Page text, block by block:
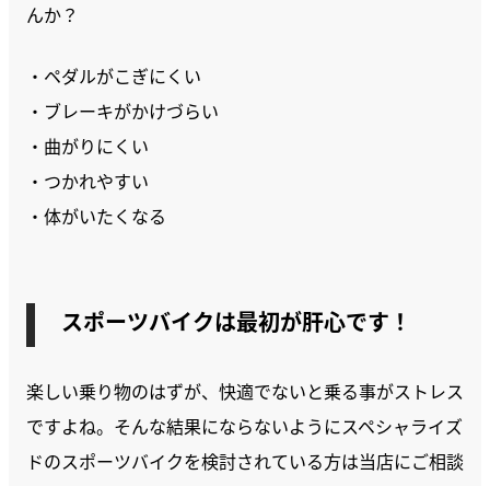
んか？
・ペダルがこぎにくい
・ブレーキがかけづらい
・曲がりにくい
・つかれやすい
・体がいたくなる
スポーツバイクは最初が肝心です！
楽しい乗り物のはずが、快適でないと乗る事がストレス
ですよね。そんな結果にならないようにスペシャライズ
ドのスポーツバイクを検討されている方は当店にご相談